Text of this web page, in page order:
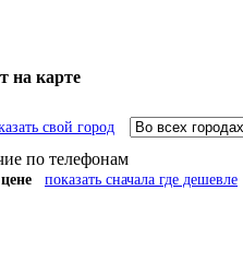
на карте
свой город
по телефонам
показать сначала где дешевле